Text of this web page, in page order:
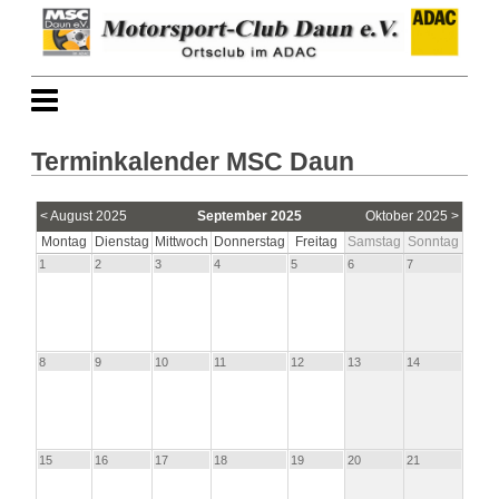
Terminkalender MSC Daun
< August 2025 September 2025
Oktober 2025 >
Montag
Dienstag Mittwoch Donnerstag Freitag Samstag Sonntag
1 2 3 4 5 6 7
8 9 10 11 12 13 14
15 16 17 18 19 20 21